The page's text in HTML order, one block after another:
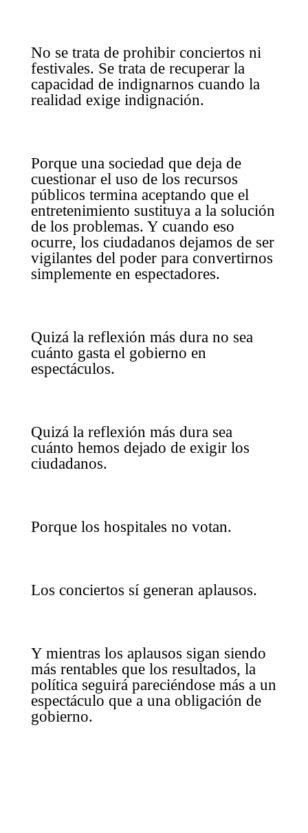
No se trata de prohibir conciertos ni
festivales. Se trata de recuperar la
capacidad de indignarnos cuando la
realidad exige indignación.
Porque una sociedad que deja de
cuestionar el uso de los recursos
públicos termina aceptando que el
entretenimiento sustituya a la solución
de los problemas. Y cuando eso
ocurre, los ciudadanos dejamos de ser
vigilantes del poder para convertirnos
simplemente en espectadores.
Quizá la reflexión más dura no sea
cuánto gasta el gobierno en
espectáculos.
Quizá la reflexión más dura sea
cuánto hemos dejado de exigir los
ciudadanos.
Porque los hospitales no votan.
Los conciertos sí generan aplausos.
Y mientras los aplausos sigan siendo
más rentables que los resultados, la
política seguirá pareciéndose más a un
espectáculo que a una obligación de
gobierno.